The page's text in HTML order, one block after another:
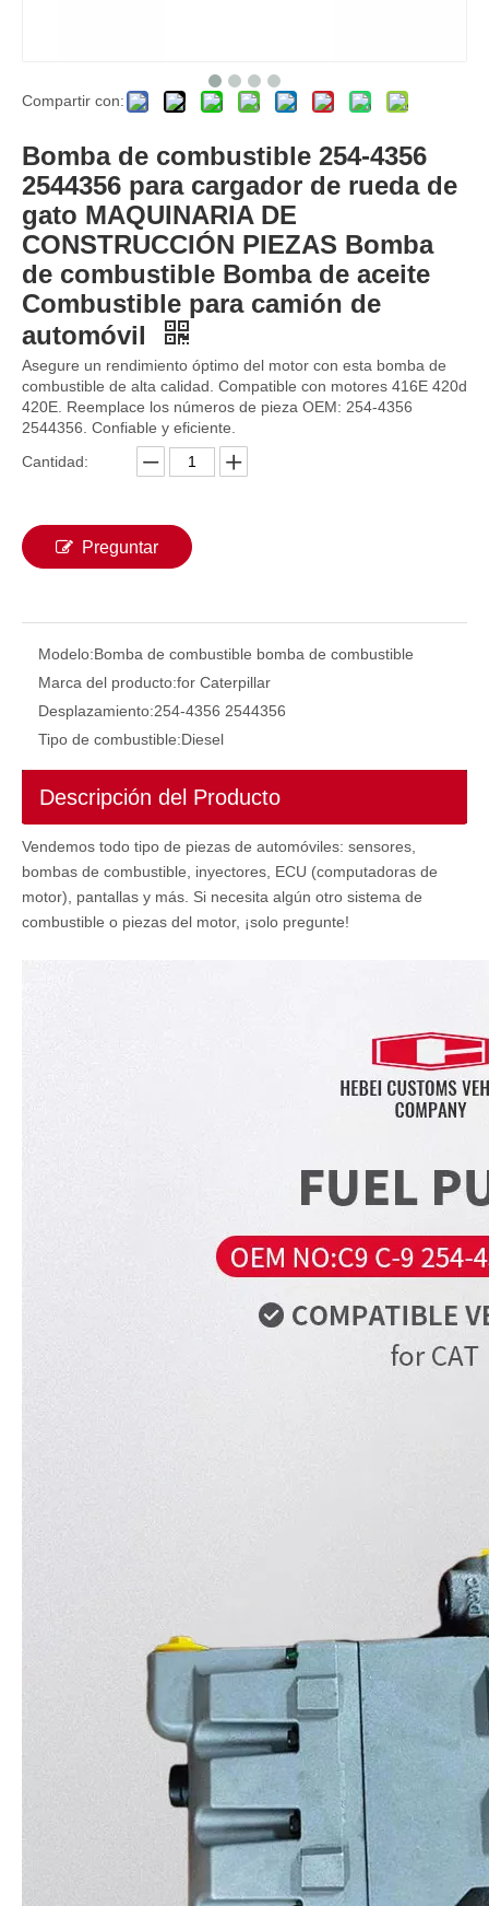
384-0607 3840607 Bomba de inyección de combustible C7 C9 C-9 384-0607 3840607 Para la bomba industrial industrial nueva bomba de combustible CONJUNTO Hidráulico Bomba de rodamientos piloto
Piezas de repuesto excavadoras 326-4635 3264635 C6.4 3264635 MOTOR 320D C4.2 C4.4 C6.6 Bomba de combustible 326-4635 3264635 C6.4 3264635 Para partes hidráulicas de cataterpilares de combustible de combustible hidráulico Factory Factory Factory Factory Factory Factory Factory Factory Bomba de inyección de combustible 398-1498 3981498 C7.1 para CAT 320D2 E320D2 CAT320D2 para Delphi DP310 9521A030H
Compartir con:
Bomba de combustible 254-4356
2544356 para cargador de rueda de
gato MAQUINARIA DE
CONSTRUCCIÓN PIEZAS Bomba
de combustible Bomba de aceite
Combustible para camión de
automóvil
Asegure un rendimiento óptimo del motor con esta bomba de
combustible de alta calidad. Compatible con motores 416E 420d
420E. Reemplace los números de pieza OEM: 254-4356
2544356. Confiable y eficiente.
Cantidad:
Preguntar
Modelo:Bomba de combustible bomba de combustible
Marca del producto:for Caterpillar
Desplazamiento:254-4356 2544356
Tipo de combustible:Diesel
Descripción del Producto
Vendemos todo tipo de piezas de automóviles: sensores,
bombas de combustible, inyectores, ECU (computadoras de
motor), pantallas y más. Si necesita algún otro sistema de
combustible o piezas del motor, ¡solo pregunte!